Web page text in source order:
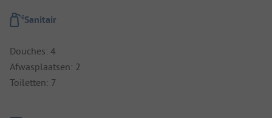
Sanitair
Douches: 4
Afwasplaatsen: 2
Toiletten: 7